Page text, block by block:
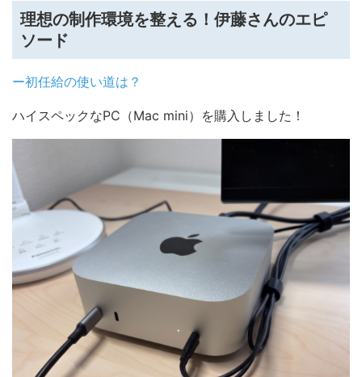
理想の制作環境を整える！伊藤さんのエピ
ソード
ー初任給の使い道は？
ハイスペックなPC（Mac mini）を購入しました！